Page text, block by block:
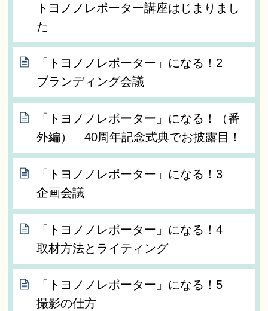
トヨノノレポーター講座はじまりまし
た
「トヨノノレポーター」になる！2
ブランディング会議
「トヨノノレポーター」になる！（番
外編） 40周年記念式典でお披露目！
「トヨノノレポーター」になる！3
企画会議
「トヨノノレポーター」になる！4
取材方法とライティング
「トヨノノレポーター」になる！5
撮影の仕方